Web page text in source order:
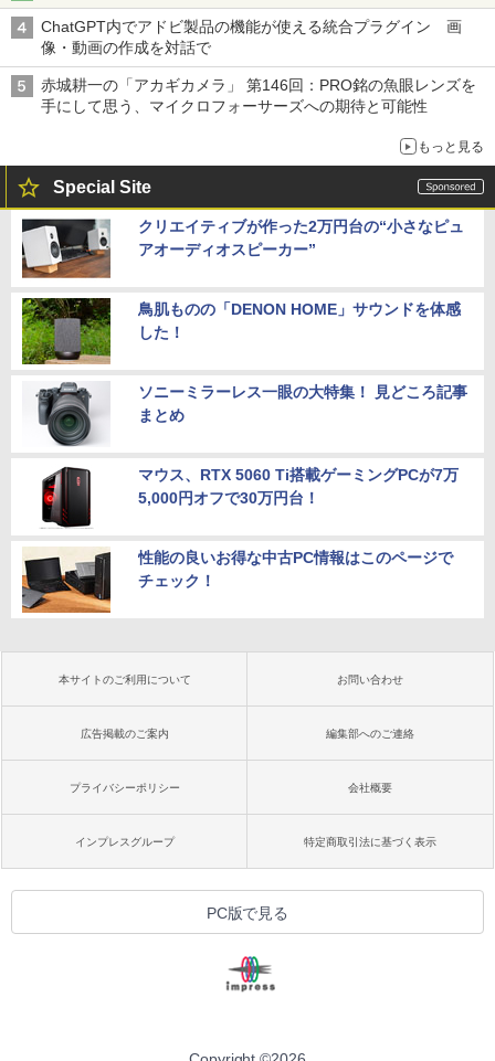
ChatGPT内でアドビ製品の機能が使える統合プラグイン 画
像・動画の作成を対話で
赤城耕一の「アカギカメラ」 第146回：PRO銘の魚眼レンズを
手にして思う、マイクロフォーサーズへの期待と可能性
もっと見る
Special Site
クリエイティブが作った2万円台の“小さなピュ
アオーディオスピーカー”
鳥肌ものの「DENON HOME」サウンドを体感
した！
ソニーミラーレス一眼の大特集！ 見どころ記事
まとめ
マウス、RTX 5060 Ti搭載ゲーミングPCが7万
5,000円オフで30万円台！
性能の良いお得な中古PC情報はこのページで
チェック！
本サイトのご利用について お問い合わせ
広告掲載のご案内 編集部へのご連絡
プライバシーポリシー 会社概要
インプレスグループ 特定商取引法に基づく表示
PC版で見る